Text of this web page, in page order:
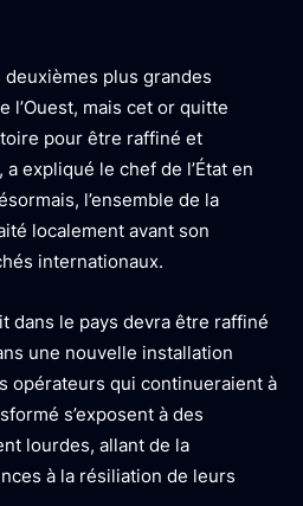
plus grandes
l’Ouest, mais cet or quitte
pour être raffiné et
a expliqué le chef de l’État en
l’ensemble de la
localement avant son
internationaux.
dans le pays devra être raffiné
une nouvelle installation
opérateurs qui continueraient à
s’exposent à des
lourdes, allant de la
à la résiliation de leurs